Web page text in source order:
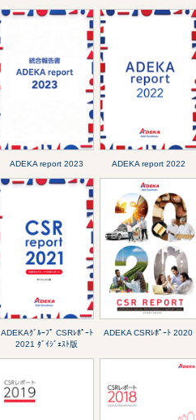
ADEKA report 2023 ADEKA report 2022
ADEKAｸﾞﾙｰﾌﾟ CSRﾚﾎﾟｰﾄ
2021 ﾀﾞｲｼﾞｪｽﾄ版
ADEKA CSRﾚﾎﾟｰﾄ 2020